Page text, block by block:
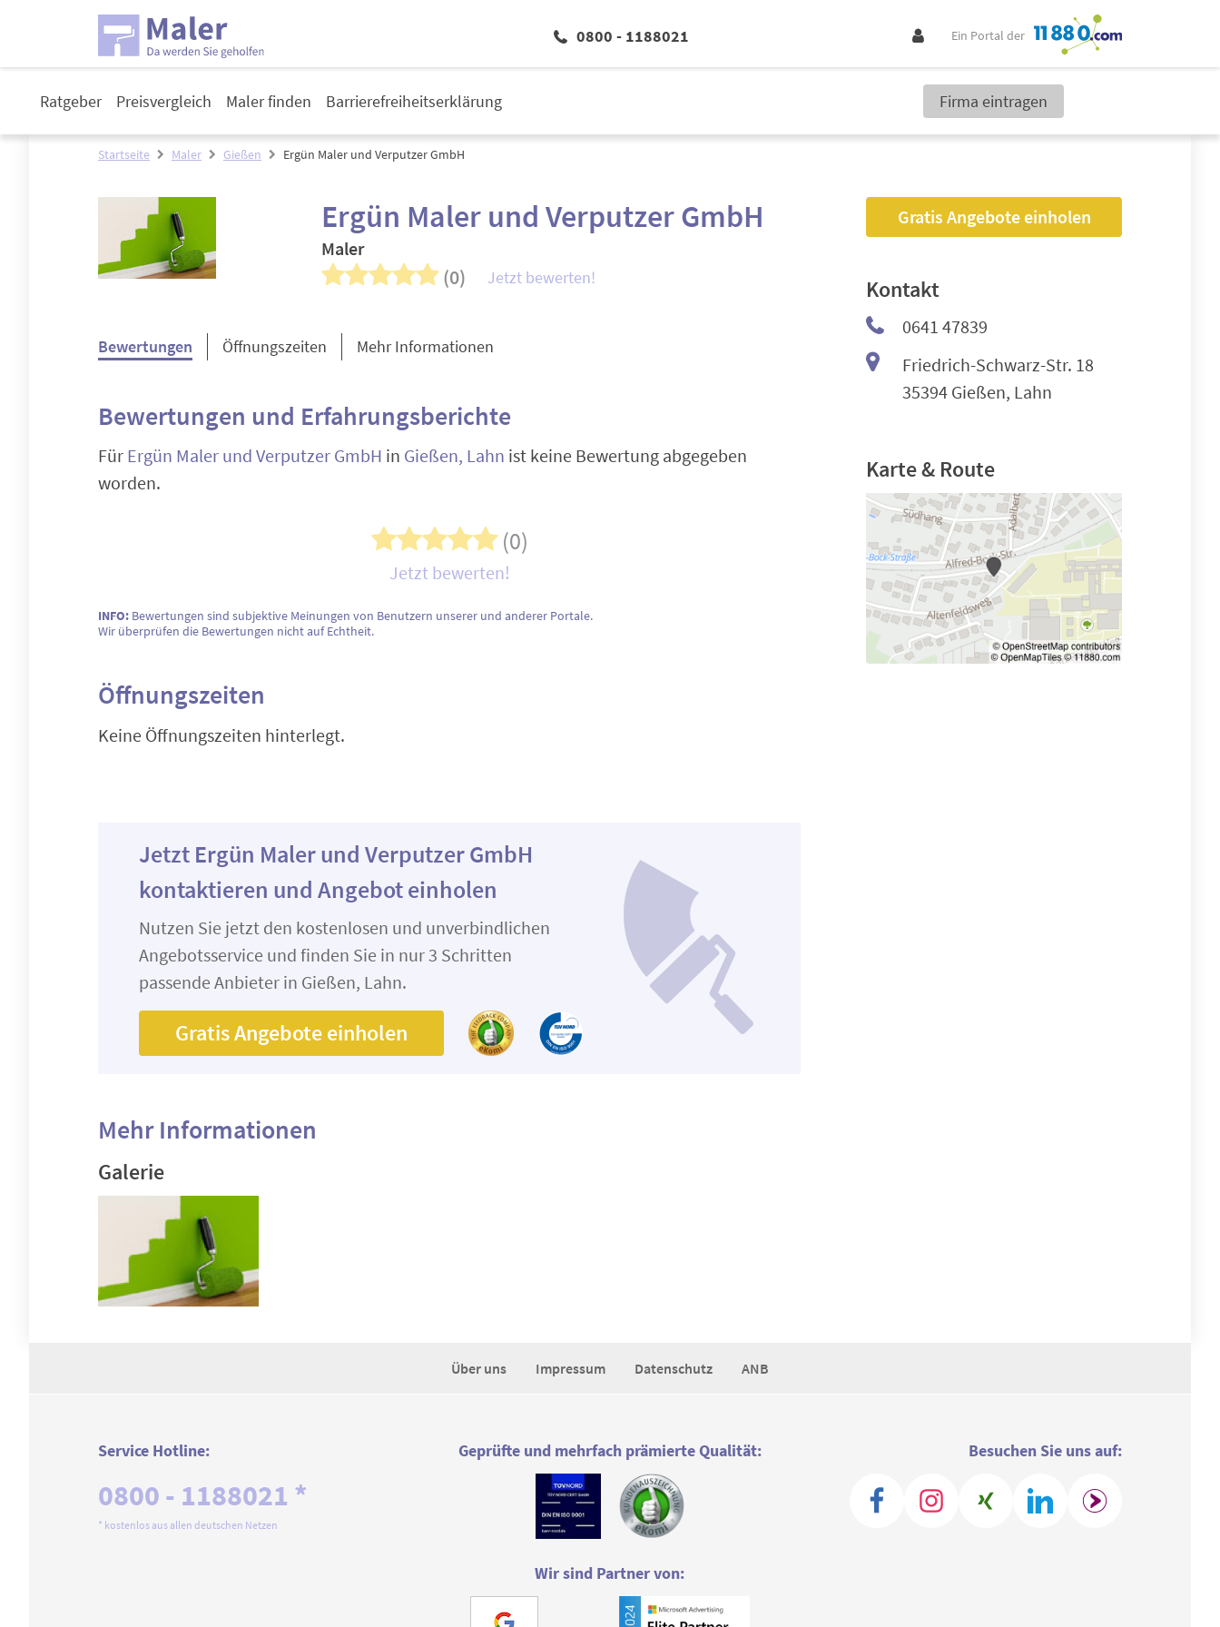
0800 - 1188021 Ein Portal der
Ratgeber Preisvergleich Maler finden Barrierefreiheitserklärung Firma eintragen
Startseite Maler Gießen Ergün Maler und Verputzer GmbH
Ergün Maler und Verputzer GmbH
Maler
(0) Jetzt bewerten!
Bewertungen Öffnungszeiten Mehr Informationen
Bewertungen und Erfahrungsberichte
Für Ergün Maler und Verputzer GmbH in Gießen, Lahn ist keine Bewertung abgegeben
worden.
(0)
Jetzt bewerten!
INFO: Bewertungen sind subjektive Meinungen von Benutzern unserer und anderer Portale.
Wir überprüfen die Bewertungen nicht auf Echtheit.
Öffnungszeiten
Keine Öffnungszeiten hinterlegt.
Jetzt Ergün Maler und Verputzer GmbH
kontaktieren und Angebot einholen
Nutzen Sie jetzt den kostenlosen und unverbindlichen
Angebotsservice und finden Sie in nur 3 Schritten
passende Anbieter in Gießen, Lahn.
Gratis Angebote einholen
Mehr Informationen
Galerie
Gratis Angebote einholen
Kontakt
0641 47839
Friedrich-Schwarz-Str. 18
35394 Gießen, Lahn
Karte & Route
Über uns Impressum Datenschutz ANB
Service Hotline:
0800 - 1188021 *
* kostenlos aus allen deutschen Netzen
Besuchen Sie uns auf:
Geprüfte und mehrfach prämierte Qualität:
Wir sind Partner von: